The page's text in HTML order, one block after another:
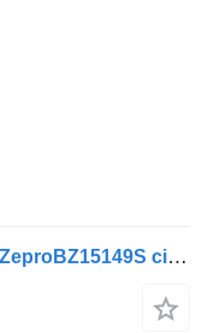
Volvo cilindro de elevación, zepro ZeproBZ15149S cilindro hidráulico para Volvo FM300 cabeza tractora